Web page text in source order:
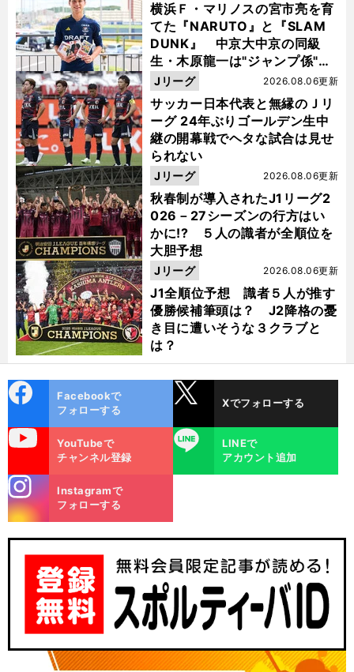
横浜Ｆ・マリノスの宮市亮を育
てた『NARUTO』と『SLAM
DUNK』 中京大中京の同級
生・木原龍一は"ジャンプ係"だ
った
サッカー日本代表と無縁のＪリ
ーグ 24年ぶりゴールデン生中
継の開幕戦でヘタな試合は見せ
られない
2026.08.06更新
Jリーグ
秋春制が導入されたJ1リーグ2
026－27シーズンの行方はい
かに!? ５人の識者が全順位を
大胆予想
2026.08.06更新
Jリーグ
J1全順位予想 識者５人が推す
優勝候補筆頭は？ J2降格の憂
き目に遭いそうな３クラブと
は？
2026.08.06更新
Jリーグ
ok
Facebookで
フォローする
Xでフォローする
YouTubeで
チャンネル登録
LINE
LINEで
アカウント追加
m
Instagramで
フォローする